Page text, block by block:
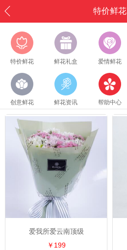
特价鲜花
特价鲜花 鲜花礼盒 爱情鲜花
创意鲜花 鲜花资讯 帮助中心
爱我所爱云南顶级
￥199